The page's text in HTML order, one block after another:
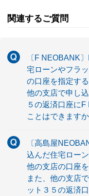
関連するご質問
〔F NEOBANK
宅ローンやフラ
の口座を指定す
他の支店で申し
５の返済口座に
ことはできますか
〔高島屋
込んだ住宅ロー
他の支店の口座
また、他の支店
ット３５の返済